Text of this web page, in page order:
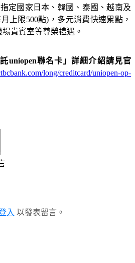
定國家日本、韓國、泰國、越南及
上限500點) ，多元消費快速累點，
貴賓室等尊榮禮遇。
uniopen聯名卡」詳細介紹請見官
long/creditcard/uniopen-op-
入 以發表留言。